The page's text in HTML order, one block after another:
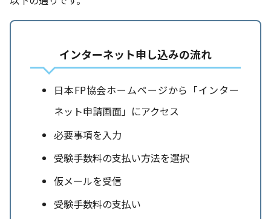
インターネット申し込みの流れ
日本FP協会ホームページから「インター
ネット申請画面」にアクセス
必要事項を入力
受験手数料の支払い方法を選択
仮メールを受信
受験手数料の支払い